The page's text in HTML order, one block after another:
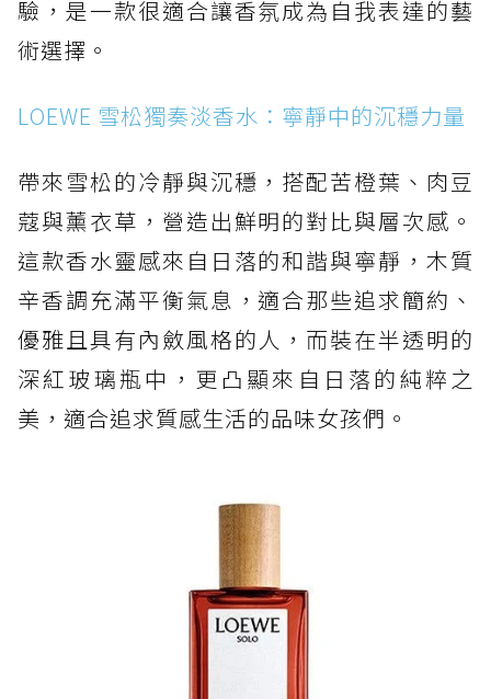
驗，是一款很適合讓香氛成為自我表達的藝
術選擇。
LOEWE 雪松獨奏淡香水：寧靜中的沉穩力量
帶來雪松的冷靜與沉穩，搭配苦橙葉、肉豆
蔻與薰衣草，營造出鮮明的對比與層次感。
這款香水靈感來自日落的和諧與寧靜，木質
辛香調充滿平衡氣息，適合那些追求簡約、
優雅且具有內斂風格的人，而裝在半透明的
深紅玻璃瓶中，更凸顯來自日落的純粹之
美，適合追求質感生活的品味女孩們。